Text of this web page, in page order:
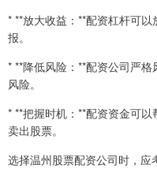
* **放大收益：**配资杠杆可
报。
* **降低风险：**配资公司严
风险。
* **把握时机：**配资资金可
卖出股票。
选择温州股票配资公司时，应